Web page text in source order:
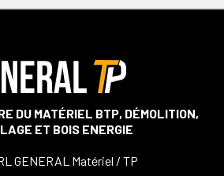
DU MATÉRIEL BTP, DÉMOLITION,
ET BOIS ENERGIE
GENERAL Matériel / TP